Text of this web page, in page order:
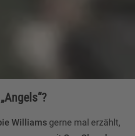
Williams gerne mal erzählt,